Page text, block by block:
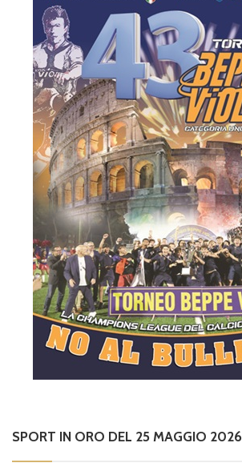
SPORT IN ORO DEL 25 MAGGIO 2026